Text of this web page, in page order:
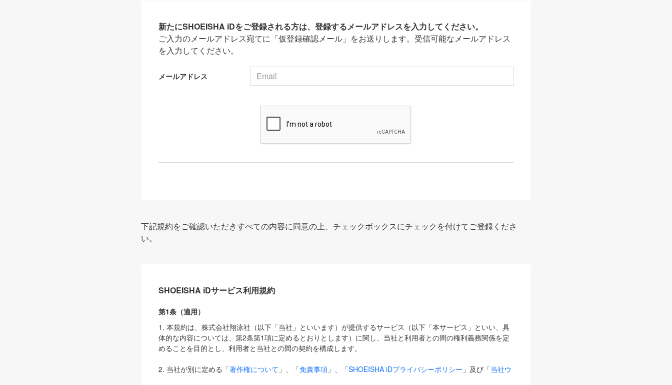
新たにSHOEISHA iDをご登録される方は、登録するメールアドレスを入力してください。
ご入力のメールアドレス宛てに「仮登録確認メール」をお送りします。受信可能なメールアドレス
を入力してください。
メールアドレス
下記規約をご確認いただきすべての内容に同意の上、チェックボックスにチェックを付けてご登録くださ
い。
SHOEISHA iDサービス利用規約
第1条（適用）
1. 本規約は、株式会社翔泳社（以下「当社」といいます）が提供するサービス（以下「本サービス」といい、具
体的な内容については、第2条第1項に定めるとおりとします）に関し、当社と利用者との間の権利義務関係を定
めることを目的とし、利用者と当社との間の契約を構成します。
2. 当社が別に定める「著作権について 」、「免責事項 」、「SHOEISHA iDプライバシーポリシー 」及び「当社ウ